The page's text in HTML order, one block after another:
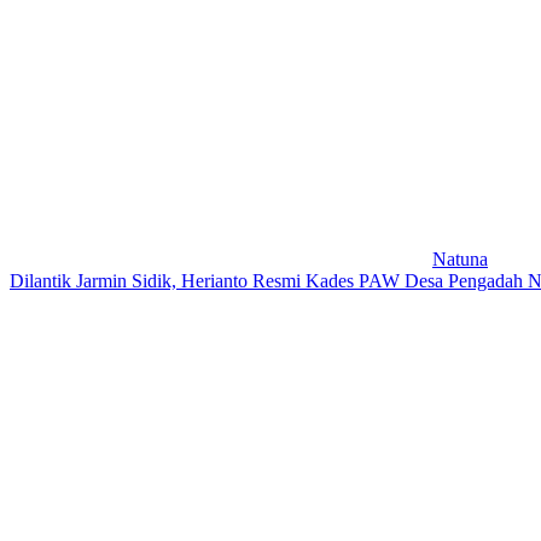
Natuna
Dilantik Jarmin Sidik, Herianto Resmi Kades PAW Desa Pengadah